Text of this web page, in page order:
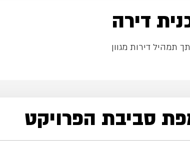
דירה
תמהיל דירות מגוון
סביבת הפרויקט